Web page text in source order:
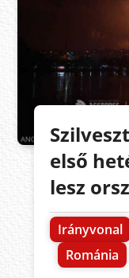
első
lesz
Irányvonal
Románia